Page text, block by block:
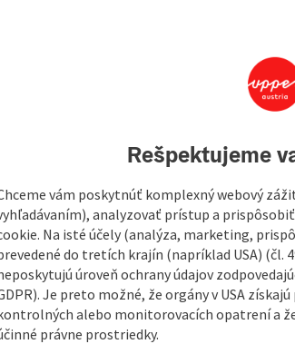
wood, aluminium
and plastic-alu.
Rešpektujeme
vám poskytnúť komplexný webový
analyzovať prístup a
Na isté účely (analýza, marketing,
do tretích krajín (napríklad USA) (čl.
úroveň ochrany údajov
Je preto možné, že orgány v USA
alebo monitorovacích opatrení a
právne prostriedky.